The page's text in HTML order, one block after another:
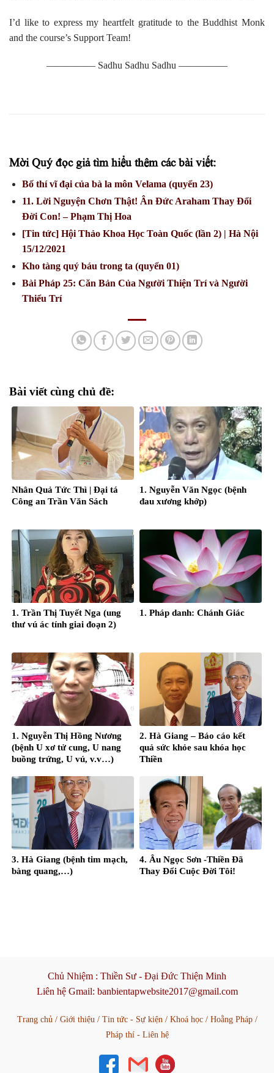
I’d like to express my heartfelt gratitude to the Buddhist Monk
and the course’s Support Team!
————— Sadhu Sadhu Sadhu —————
Mời Quý đọc giả tìm hiểu thêm các bài viết:
Bố thí vĩ đại của bà la môn Velama (quyển 23)
11. Lời Nguyện Chơn Thật! Ân Đức Araham Thay Đổi
Đời Con! – Phạm Thị Hoa
[Tin tức] Hội Thảo Khoa Học Toàn Quốc (lần 2) | Hà Nội
15/12/2021
Kho tàng quý báu trong ta (quyển 01)
Bài Pháp 25: Căn Bản Của Người Thiện Trí và Người
Thiểu Trí
Bài viết cùng chủ đề:
Nhân Quả Tức Thì | Đại tá
Công an Trần Văn Sách
1. Nguyễn Văn Ngọc (bệnh
đau xương khớp)
1. Trần Thị Tuyết Nga (ung
thư vú ác tính giai đoạn 2)
1. Pháp danh: Chánh Giác
1. Nguyễn Thị Hồng Nương
(bệnh U xơ tử cung, U nang
buồng trứng, U vú, v.v…)
2. Hà Giang – Báo cáo kết
quả sức khỏe sau khóa học
Thiền
3. Hà Giang (bệnh tim mạch,
bàng quang,…)
4. Âu Ngọc Sơn -Thiền Đã
Thay Đổi Cuộc Đời Tôi!
Chủ Nhiệm : Thiền Sư - Đại Đức Thiện Minh
Liên hệ Gmail: banbientapwebsite2017@gmail.com
Trang chủ/ Giới thiệu/ Tin tức - Sự kiện/ Khoá học/ Hoằng Pháp/
Pháp thí - Liên hệ